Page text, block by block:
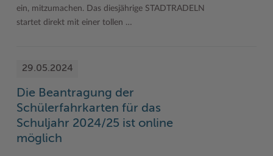
ein, mitzumachen. Das diesjährige STADTRADELN
startet direkt mit einer tollen …
29.05.2024
Die Beantragung der
Schülerfahrkarten für das
Schuljahr 2024/25 ist online
möglich